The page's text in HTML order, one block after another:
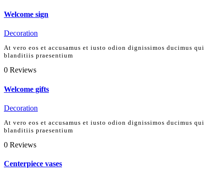
Welcome sign
Decoration
At vero eos et accusamus et iusto odion dignissimos ducimus qui
blanditiis praesentium
0 Reviews
Welcome gifts
Decoration
At vero eos et accusamus et iusto odion dignissimos ducimus qui
blanditiis praesentium
0 Reviews
Centerpiece vases